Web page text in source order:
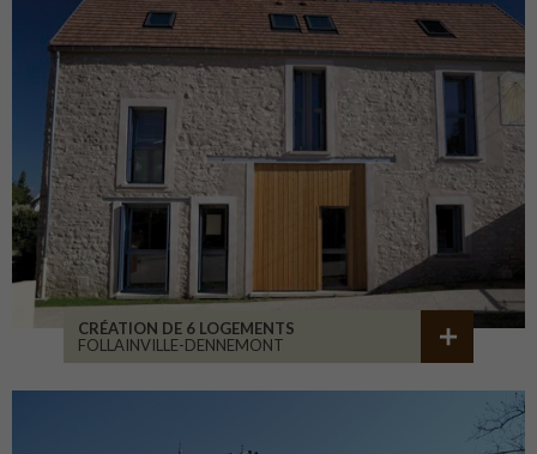
CRÉATION DE 6 LOGEMENTS
FOLLAINVILLE-DENNEMONT